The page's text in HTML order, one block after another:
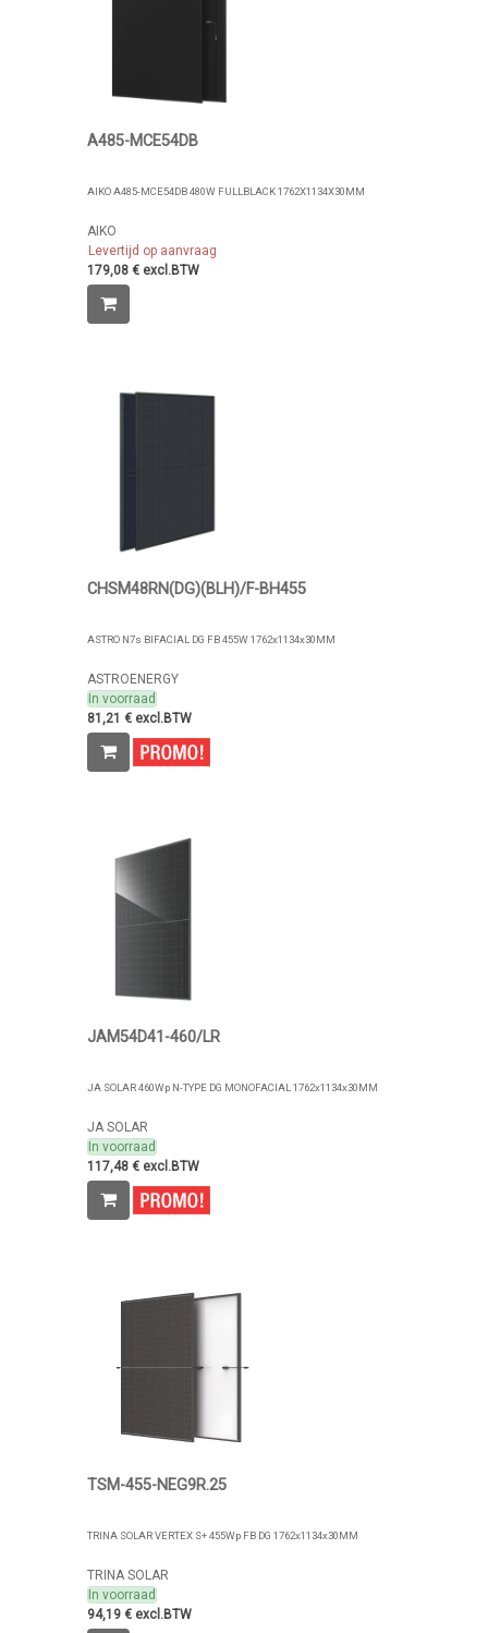
A485-MCE54DB
AIKO A485-MCE54DB 480W FULLBLACK 1762X1134X30MM
AIKO
Levertijd op aanvraag
179,08 € excl.BTW
CHSM48RN(DG)(BLH)/F-BH455
ASTRO N7s BIFACIAL DG FB 455W 1762x1134x30MM
ASTROENERGY
In voorraad
81,21 € excl.BTW
JAM54D41-460/LR
JA SOLAR 460Wp N-TYPE DG MONOFACIAL 1762x1134x30MM
JA SOLAR
In voorraad
117,48 € excl.BTW
TSM-455-NEG9R.25
TRINA SOLAR VERTEX S+ 455Wp FB DG 1762x1134x30MM
TRINA SOLAR
In voorraad
94,19 € excl.BTW